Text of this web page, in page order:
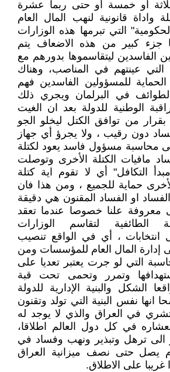
ثلاثة او خمسة أو حتى ربما عشرة
واداة قانونية لنهب المال العام
التي تبرمها هذه الوزارات
جزء كبير من هذه الاضعاف يتم
الفاسدين ليتقاسموها بدورهم مع
التي عينتهم في المناصب، وهناك
للمسؤولين الفاسدين فهم
في البرلمان ويجري ذلك
الوطنية للدولة بعد ان الغيت
بقرار من توافق الكتل ليخلو الجو
دون رقيب ، ولا يجرؤ أي جهاز
محاسبة مسؤول فاسد يعود لكتلة
مافيات الكتلة الأخرى وتوصلت
التكافل" أي لا تقوم اية كتلة
حماية للجميع ، ومن هذا فان
او الفساد المقنون هي دقيقة
علنا خصوصا عندما تعقد
الطائفية لتقاسم الوزارات
، أي في الواقع تنصيب
إدارة المال العام للمؤسسات ومن
التي لو جرت يعتبر تعديا على
وتمرر وتحمى تحت قبة
الشكل والبنية الإدارية للدولة
انها نفس البنية التي تولد وتقنون
في العراق والذي لا يوجد له
في كل دول العالم اطلاقا،
الى ترهل وتبذير ونهب وفساد في
يصل حتى نصف ميزانية العراق
غريبا على الاطلاق.